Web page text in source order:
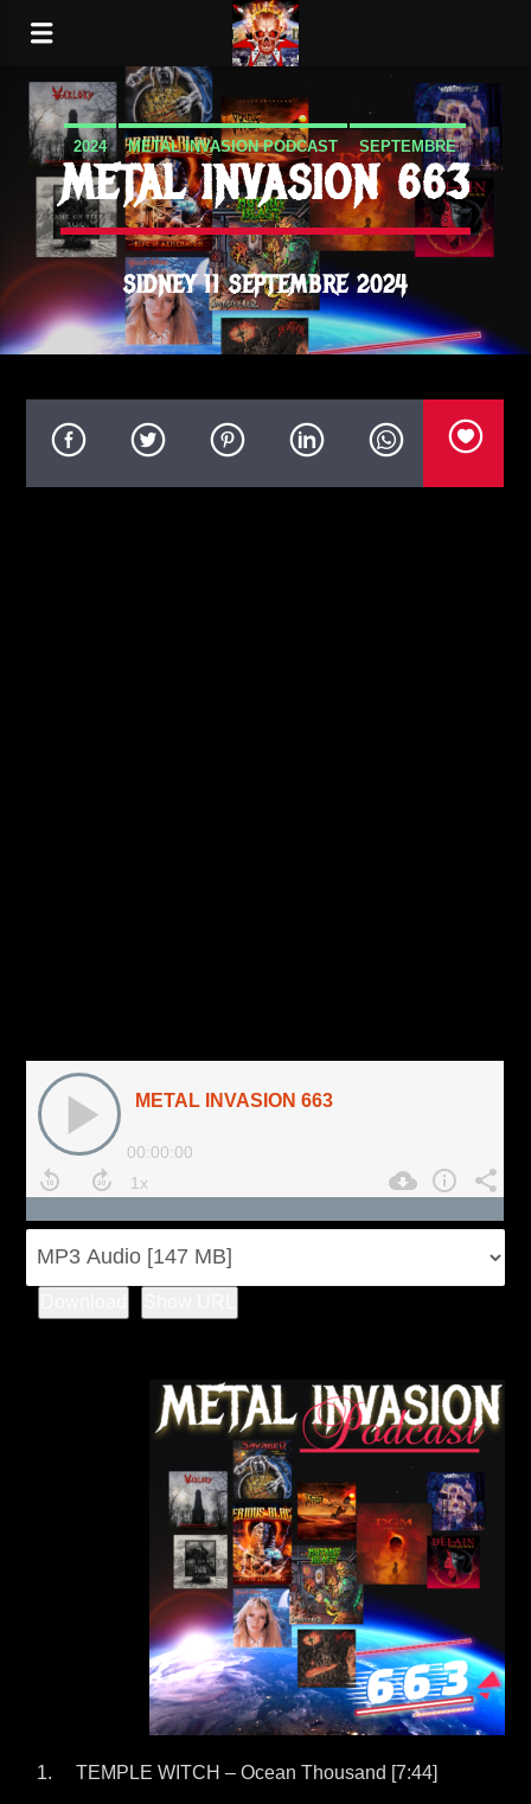
2024 METAL INVASION PODCAST SEPTEMBRE
METAL INVASION 663
SIDNEY 11 SEPTEMBRE 2024
TEMPLE WITCH – Ocean Thousand [7:44]